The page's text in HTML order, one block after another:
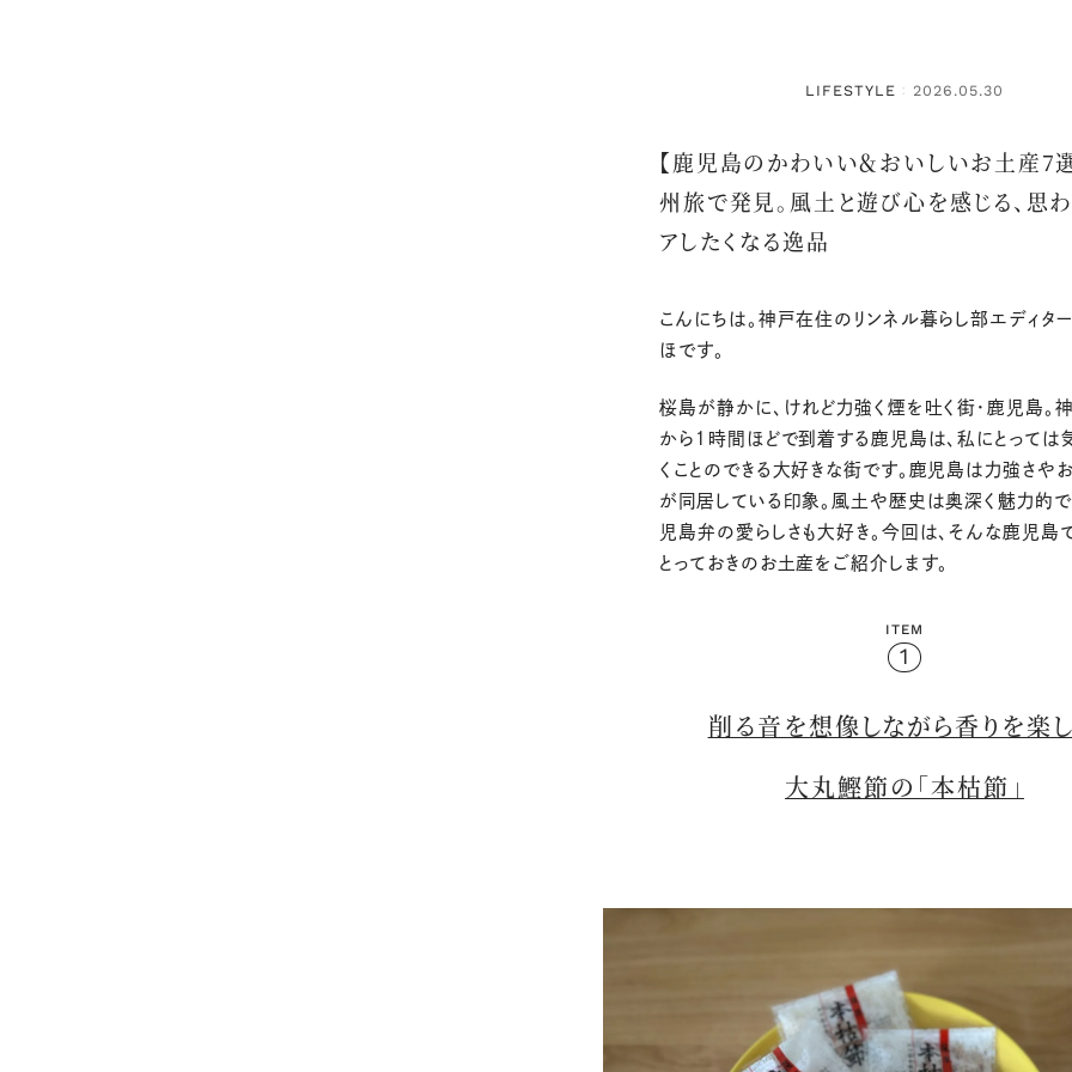
LIFESTYLE ： 2026.05.30
【鹿児島のかわいい＆おいしいお土産7
州旅で発見。風土と遊び心を感じる、思
アしたくなる逸品
こんにちは。神戸在住のリンネル暮らし部エディタ
ほです。
桜島が静かに、けれど力強く煙を吐く街・鹿児島。
から１時間ほどで到着する鹿児島は、私にとっては
くことのできる大好きな街です。鹿児島は力強さや
が同居している印象。風土や歴史は奥深く魅力的で
児島弁の愛らしさも大好き。今回は、そんな鹿児島
とっておきのお土産をご紹介します。
ITEM
1
削る音を想像しながら香りを楽
大丸鰹節の「本枯節」